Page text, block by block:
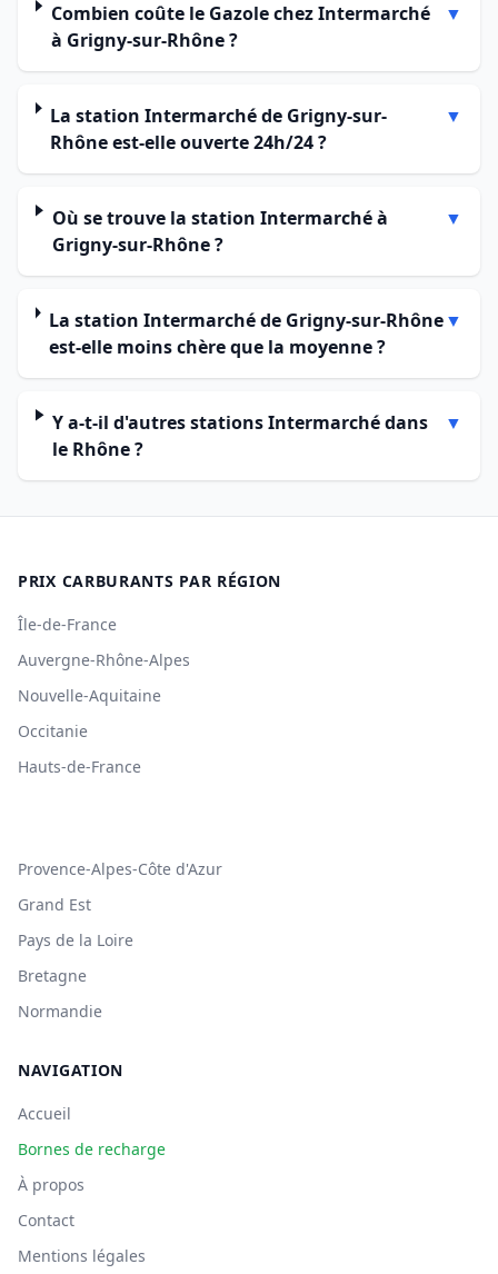
Combien coûte le Gazole chez Intermarché
à Grigny-sur-Rhône ?
▼
La station Intermarché de Grigny-sur-
Rhône est-elle ouverte 24h/24 ?
▼
Où se trouve la station Intermarché à
Grigny-sur-Rhône ?
▼
La station Intermarché de Grigny-sur-Rhône
est-elle moins chère que la moyenne ?
▼
Y a-t-il d'autres stations Intermarché dans
le Rhône ?
▼
PRIX CARBURANTS PAR RÉGION
Île-de-France
Auvergne-Rhône-Alpes
Nouvelle-Aquitaine
Occitanie
Hauts-de-France
Provence-Alpes-Côte d'Azur
Grand Est
Pays de la Loire
Bretagne
Normandie
NAVIGATION
Accueil
Bornes de recharge
À propos
Contact
Mentions légales